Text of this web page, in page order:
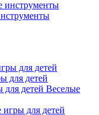
для детей
Веселые